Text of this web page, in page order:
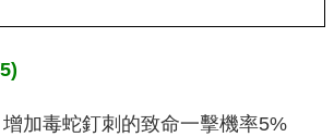
加毒蛇釘刺的致命一擊機率5%